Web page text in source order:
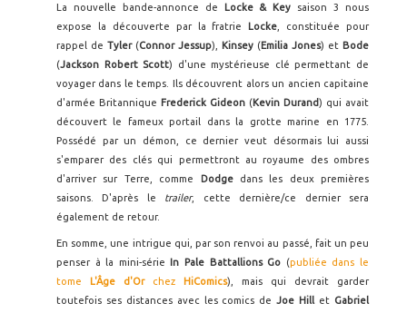
La nouvelle bande-annonce de Locke & Key saison 3 nous
expose la découverte par la fratrie
Locke , constituée pour
rappel de Tyler (Connor Jessup), Kinsey (Emilia Jones) et Bode
(Jackson Robert Scott) d'une mystérieuse clé permettant de
voyager dans le temps. Ils découvrent alors un ancien capitaine
d'armée Britannique Frederick Gideon (Kevin Durand) qui avait
découvert le fameux portail dans la grotte marine en 1775.
Possédé par un démon, ce dernier veut désormais lui aussi
s'emparer des clés qui permettront au royaume des ombres
d'arriver sur Terre, comme
Dodgedans les deux premières
saisons. D'après le trailer, cette dernière/ce dernier sera
également de retour.
En somme, une intrigue qui, par son renvoi au passé, fait un peu
penser à la mini-série
In Pale Battallions Go (publiée dans le
tome
L'Âge d'Or chez HiComics), mais qui devrait garder
toutefois ses distances avec les comics deJoe Hill et Gabriel